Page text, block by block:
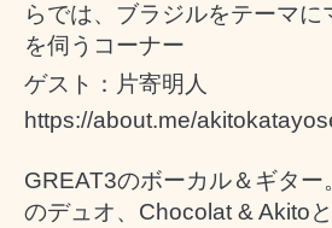
らでは、ブラジルをテーマ
を伺うコーナー
ゲスト：片寄明人
https://about.me/
GREAT3のボーカル＆ギター
のデュオ、 Chocolat & Akito